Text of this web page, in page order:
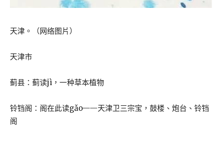
天津。（网络图片）
天津市
蓟县：蓟读jì，一种草本植物
铃铛阁：阁在此读gǎo——天津卫三宗宝，鼓楼、炮台、铃铛
阁